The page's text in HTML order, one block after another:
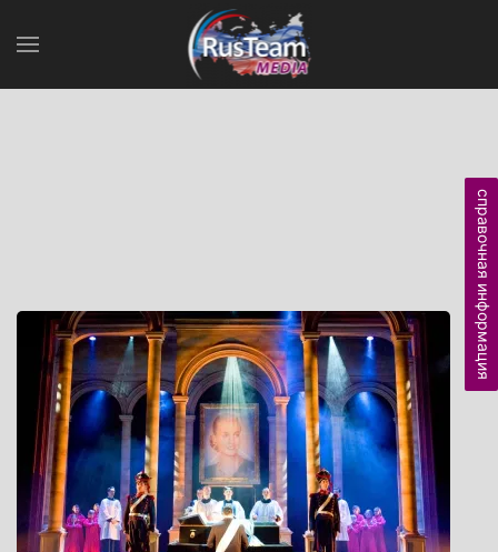
справочная информация